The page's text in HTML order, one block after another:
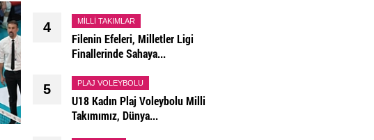
4 MILLI TAKIMLAR
Filenin Efeleri, Milletler Ligi
Finallerinde Sahaya...
5 PLAJ VOLEYBOLU
U18 Kadın Plaj Voleybolu Milli
Takımımız, Dünya...